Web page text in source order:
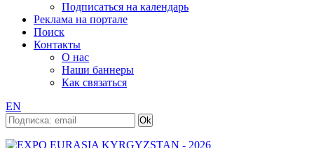
Подписаться на календарь
Реклама на портале
Поиск
Контакты
О нас
Наши баннеры
Как связаться
EN